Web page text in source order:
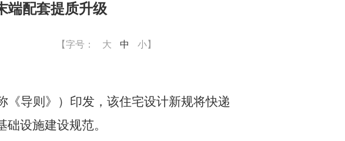
端配套提质升级
【字号： 大 中 小】
导则》） 印发，该住宅设计新规将快递
设施建设规范。